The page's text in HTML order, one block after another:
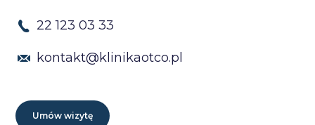
22 123 03 33
kontakt@klinikaotco.pl
Umów wizytę